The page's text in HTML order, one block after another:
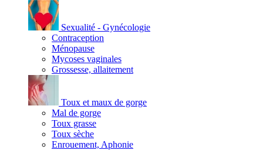
Sexualité - Gynécologie
Contraception
Ménopause
Mycoses vaginales
Grossesse, allaitement
Toux et maux de gorge
Mal de gorge
Toux grasse
Toux sèche
Enrouement, Aphonie